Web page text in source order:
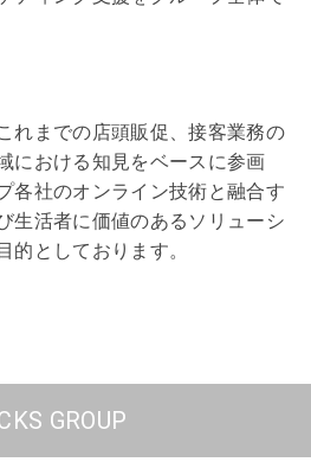
れまでの店頭販促、接客業務の
における知見をベースに参画
各社のオンライン技術と融合す
生活者に価値のあるソリューシ
的としております。
GROUP